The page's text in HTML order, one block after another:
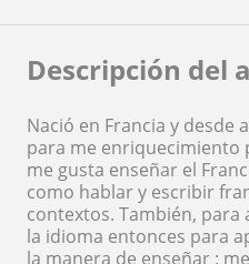
Descripción del
Nació en Francia y desde
para me enriquecimiento
me gusta enseñar el
como hablar y escribir
contextos. También,
la idioma entonces para
la manera de enseñar :